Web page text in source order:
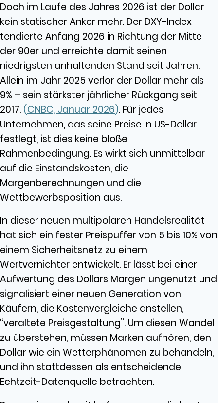
Doch im Laufe des Jahres 2026 ist der Dollar
kein statischer Anker mehr. Der DXY-Index
tendierte Anfang 2026 in Richtung der Mitte
der 90er und erreichte damit seinen
niedrigsten anhaltenden Stand seit Jahren.
Allein im Jahr 2025 verlor der Dollar mehr als
9% – sein stärkster jährlicher Rückgang seit
2017. (CNBC, Januar 2026). Für jedes
Unternehmen, das seine Preise in US-Dollar
festlegt, ist dies keine bloße
Rahmenbedingung. Es wirkt sich unmittelbar
auf die Einstandskosten, die
Margenberechnungen und die
Wettbewerbsposition aus.
In dieser neuen multipolaren Handelsrealität
hat sich ein fester Preispuffer von 5 bis 10% von
einem Sicherheitsnetz zu einem
Wertvernichter entwickelt. Er lässt bei einer
Aufwertung des Dollars Margen ungenutzt und
signalisiert einer neuen Generation von
Käufern, die Kostenvergleiche anstellen,
“veraltete Preisgestaltung”. Um diesen Wandel
zu überstehen, müssen Marken aufhören, den
Dollar wie ein Wetterphänomen zu behandeln,
und ihn stattdessen als entscheidende
Echtzeit-Datenquelle betrachten.